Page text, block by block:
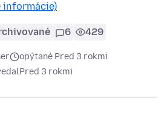
informácie)
6 429
opýtané Pred 3 rokmi
Pred 3 rokmi